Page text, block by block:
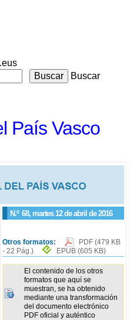
Buscar
País Vasco
N.º 68, martes 12 de abril de 2016
Otros formatos: PDF(479 KB
- 22 Pág.)
EPUB(605 KB)
El contenido de los otros
formatos que aquí se
muestran, se ha obtenido
mediante una transformación
del documento electrónico
PDF oficial y auténtico